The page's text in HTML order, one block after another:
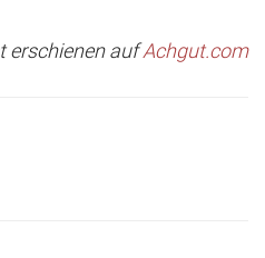
erschienen aufAchgut.com